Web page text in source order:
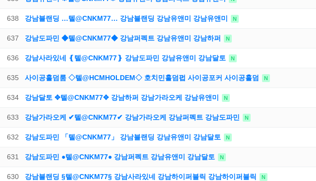
638 강남블랜딩 …텔@CNKM77… 강남블랜딩 강남유앤미 강남유앤미 N
637 강남도파민 ◆텔@CNKM77◆ 강남퍼펙트 강남유앤미 강남하퍼 N
636 강남사라있네 ❴텔@CNKM77❵ 강남도파민 강남유앤미 강남달토 N
635 사이공홀덤룸 ◇텔@HCMHOLDEM◇ 호치민홀덤펍 사이공포커 사이공홀덤 N
634 강남달토 ✥텔@CNKM77✥ 강남하퍼 강남가라오케 강남유앤미 N
633 강남가라오케 ✔텔@CNKM77✔ 강남가라오케 강남퍼펙트 강남도파민 N
632 강남도파민 「텔@CNKM77」 강남블랜딩 강남유앤미 강남달토 N
631 강남도파민 ●텔@CNKM77● 강남퍼펙트 강남유앤미 강남달토 N
630 강남블랜딩 §텔@CNKM77§ 강남사라있네 강남하이퍼블릭 강남하이퍼블릭 N